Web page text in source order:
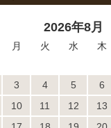
2026年8月
月 火 水 木
3
4 5 6
10
11 12 13